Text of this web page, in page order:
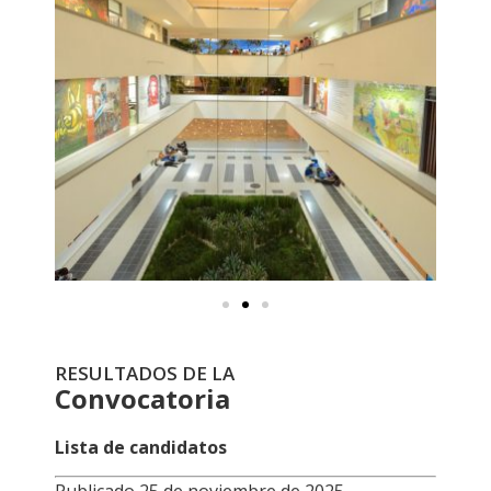
RESULTADOS DE LA
Convocatoria
Lista de candidatos